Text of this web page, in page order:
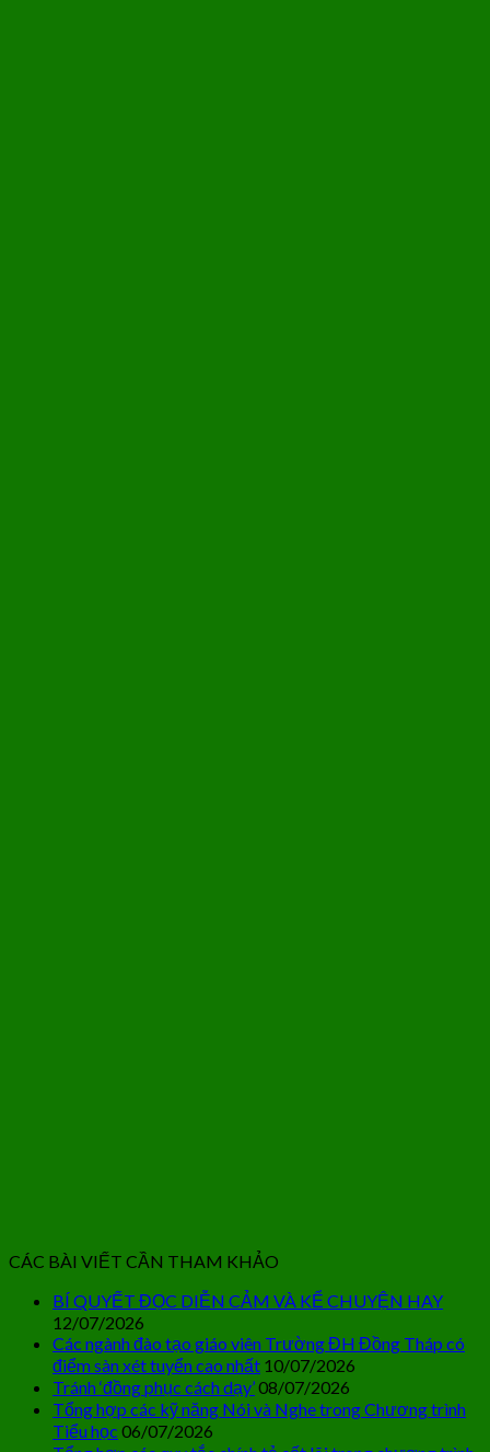
CÁC BÀI VIẾT CẦN THAM KHẢO
BÍ QUYẾT ĐỌC DIỄN CẢM VÀ KỂ CHUYỆN HAY
12/07/2026
Các ngành đào tạo giáo viên Trường ĐH Đồng Tháp có
điểm sàn xét tuyển cao nhất 10/07/2026
Tránh ‘đồng phục cách dạy’08/07/2026
Tổng hợp các kỹ năng Nói và Nghe trong Chương trình
Tiểu học 06/07/2026